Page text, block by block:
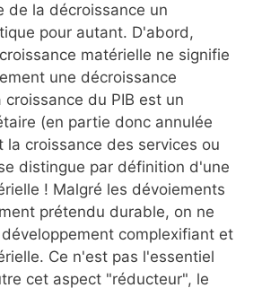
de la décroissance un
pour autant. D'abord,
matérielle ne signifie
une décroissance
croissance du PIB est un
(en partie donc annulée
la croissance des services ou
distingue par définition d'une
! Malgré les dévoiements
prétendu durable, on ne
complexifiant et
Ce n'est pas l'essentiel
cet aspect "réducteur", le